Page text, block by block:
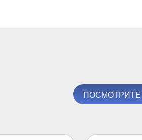
ПОСМОТРИТЕ